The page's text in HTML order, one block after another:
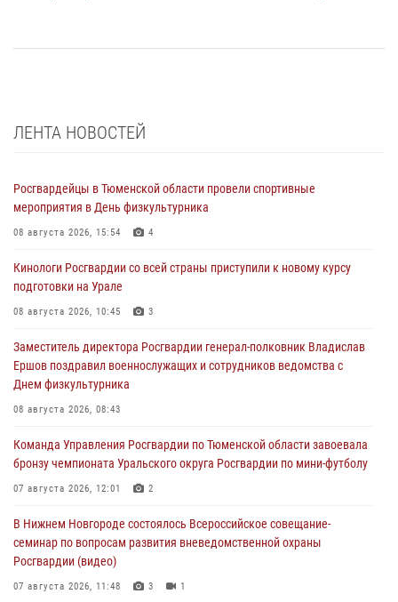
ЛЕНТА НОВОСТЕЙ
Росгвардейцы в Тюменской области провели спортивные
мероприятия в День физкультурника
08 августа 2026, 15:54 4
Кинологи Росгвардии со всей страны приступили к новому курсу
подготовки на Урале
08 августа 2026, 10:45 3
Заместитель директора Росгвардии генерал-полковник Владислав
Ершов поздравил военнослужащих и сотрудников ведомства с
Днем физкультурника
08 августа 2026, 08:43
Команда Управления Росгвардии по Тюменской области завоевала
бронзу чемпионата Уральского округа Росгвардии по мини-футболу
07 августа 2026, 12:01 2
В Нижнем Новгороде состоялось Всероссийское совещание-
семинар по вопросам развития вневедомственной охраны
Росгвардии (видео)
07 августа 2026, 11:48 3 1